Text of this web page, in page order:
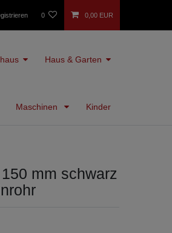
0 0,00 EUR
Haus & Garten
Maschinen Kinder
mm schwarz